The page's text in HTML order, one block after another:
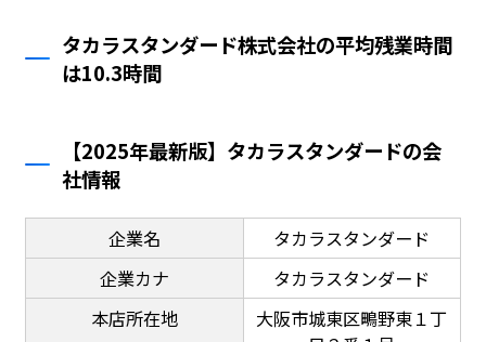
タカラスタンダード株式会社の平均残業時間
は10.3時間
【2025年最新版】タカラスタンダードの会
社情報
企業名
タカラスタンダード
企業カナ
タカラスタンダード
本店所在地
大阪市城東区鴫野東１丁